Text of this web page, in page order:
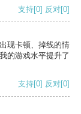
支持[0] 反对[0]
现卡顿、掉线的情
的游戏水平提升了
支持[0] 反对[0]